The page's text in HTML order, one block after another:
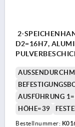
2-
D2=16H7,
AUSFÜHRUNG
HÖHE=39
Bestellnummer: